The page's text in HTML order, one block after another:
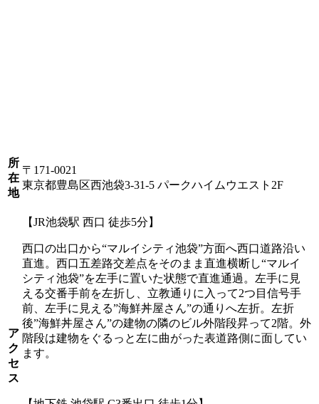
所
在
地
〒171-0021
東京都豊島区西池袋3-31-5 パークハイムウエスト2F
ア
ク
セ
ス
【JR池袋駅 西口 徒歩5分】
西口の出口から“マルイシティ池袋”方面へ西口道路沿い
直進。西口五差路交差点をそのまま直進横断し“マルイ
シティ池袋”を左手に置いた状態で直進通過。左手に見
える交番手前を左折し、立教通りに入って2つ目信号手
前、左手に見える”海鮮丼屋さん”の通りへ左折。左折
後”海鮮丼屋さん”の建物の隣のビル外階段昇って2階。外
階段は建物をぐるっと左に曲がった表道路側に面してい
ます。